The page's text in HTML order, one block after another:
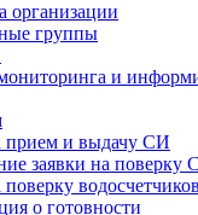
организации
группы
и
прием и выдачу СИ
заявки на поверку
поверку водосчетчиков
о готовности